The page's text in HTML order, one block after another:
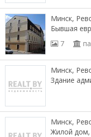
Минск,
Бывшая
7
Минск,
Здание
Минск,
Жилой дом,